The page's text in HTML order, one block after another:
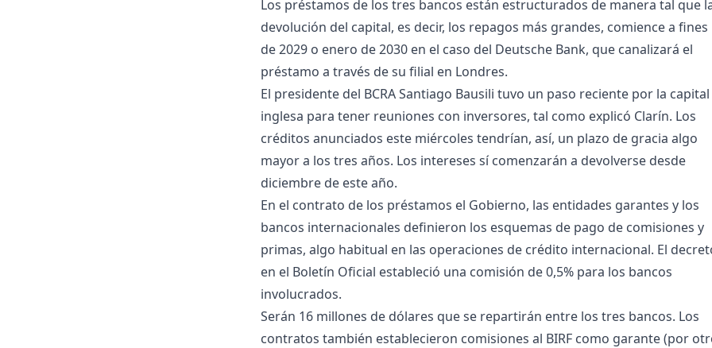
Los préstamos de los tres bancos están estructurados de manera tal que
devolución del capital, es decir, los repagos más grandes, comience a fines
de 2029 o enero de 2030 en el caso del Deutsche Bank, que canalizará el
préstamo a través de su filial en Londres.
El presidente del BCRA Santiago Bausili tuvo un paso reciente por la capital
inglesa para tener reuniones con inversores, tal como explicó Clarín. Los
créditos anunciados este miércoles tendrían, así, un plazo de gracia algo
mayor a los tres años. Los intereses sí comenzarán a devolverse desde
diciembre de este año.
En el contrato de los préstamos el Gobierno, las entidades garantes y los
bancos internacionales definieron los esquemas de pago de comisiones y
primas, algo habitual en las operaciones de crédito internacional. El
en el Boletín Oficial estableció una comisión de 0,5% para los bancos
involucrados.
Serán 16 millones de dólares que se repartirán entre los tres bancos. Los
contratos también establecieron comisiones al BIRF como garante (por